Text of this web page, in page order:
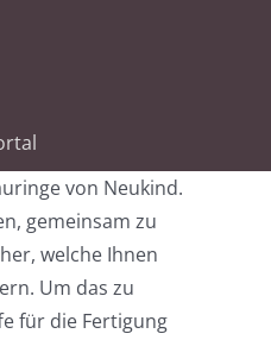
von Neukind.
gemeinsam zu
welche Ihnen
Um das zu
für die Fertigung